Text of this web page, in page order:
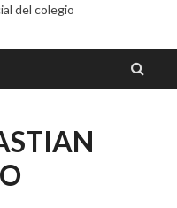
del colegio